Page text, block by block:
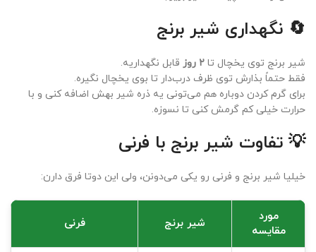
🔄 نگهداری شیر برنج
شیر برنج توی یخچال تا ۲ روز
قابل نگهداریه.
فقط حتماً بذارش توی ظرف درب‌دار تا بوی یخچال نگیره.
برای گرم کردن دوباره هم می‌تونی یه ذره شیر بهش اضافه کنی و با
حرارت خیلی کم گرمش کنی تا نسوزه.
💡 تفاوت شیر برنج با فرنی
خیلیا شیر برنج و فرنی رو یکی می‌دونن، ولی این دوتا فرق دارن:
مورد
مقایسه
شیر برنج فرنی